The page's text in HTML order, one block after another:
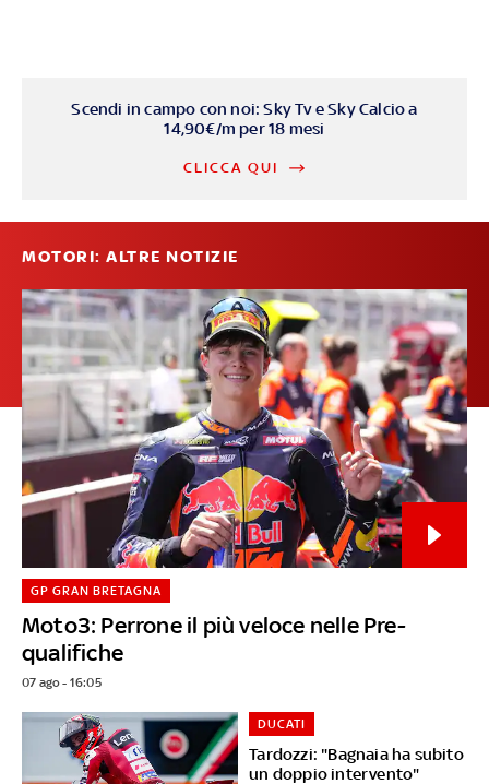
Scendi in campo con noi: Sky Tv e Sky Calcio a
14,90€/m per 18 mesi
CLICCA QUI
MOTORI: ALTRE NOTIZIE
Moto3: Perrone il più veloce nelle Pre-
qualifiche
GP GRAN BRETAGNA
07 ago - 16:05
Tardozzi: "Bagnaia ha subito
un doppio intervento"
DUCATI